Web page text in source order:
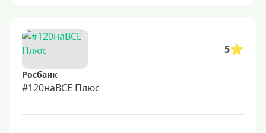
5
Росбанк
#120наВСЁ Плюс